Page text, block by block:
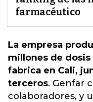
farmacéutico
La empresa
millones de dosis
fabrica en Cali,
terceros. Genfar
colaboradores, y